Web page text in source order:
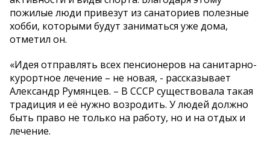
пожилые люди привезут из санаториев полезные
хобби, которыми будут заниматься уже дома,
отметил он.
«Идея отправлять всех пенсионеров на санитарно-
курортное лечение – не новая, - рассказывает
Александр Румянцев. – В СССР существовала такая
традиция и её нужно возродить. У людей должно
быть право не только на работу, но и на отдых и
лечение.